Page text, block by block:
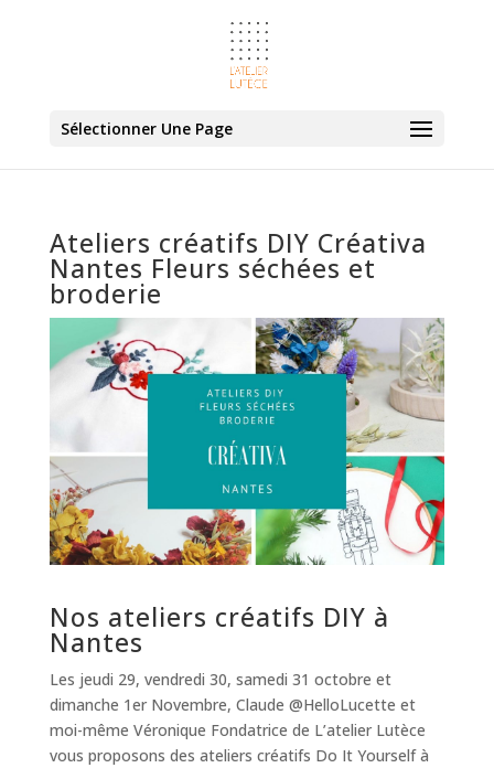
Sélectionner Une Page
Ateliers créatifs DIY Créativa
Nantes Fleurs séchées et
broderie
Nos ateliers créatifs DIY à
Nantes
Les jeudi 29, vendredi 30, samedi 31 octobre et
dimanche 1er Novembre, Claude @HelloLucette et
moi-même Véronique Fondatrice de L’atelier Lutèce
vous proposons des ateliers créatifs Do It Yourself à